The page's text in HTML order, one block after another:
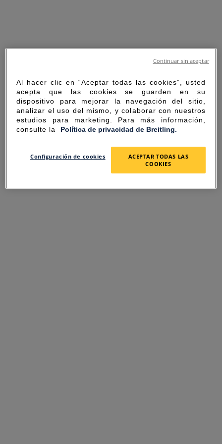
SORRY FOR THE
INCONVENIENCE
Al hacer clic en “Aceptar todas las cookies”, usted
acepta que las cookies se guarden en su
dispositivo para mejorar la navegación del sitio,
analizar el uso del mismo, y colaborar con nuestros
estudios para marketing. Para más información,
consulte la Política de privacidad de Breitling.
Configuración de cookies
ACEPTAR TODAS LAS
COOKIES
Continuar sin aceptar